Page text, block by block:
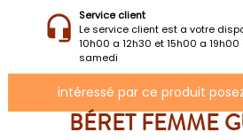
Service client
Le service client est a votre
10h00 a 12h30 et 15h00 a
samedi
intéressé par ce produit
BÉRET FEMME